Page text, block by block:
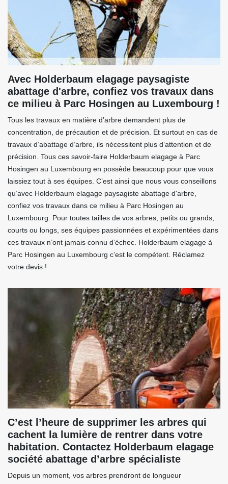
Avec Holderbaum elagage paysagiste
abattage d'arbre, confiez vos travaux dans
ce milieu à Parc Hosingen au Luxembourg !
Tous les travaux en matière d’arbre demandent plus de
concentration, de précaution et de précision. Et surtout en cas de
travaux d’abattage d’arbre, ils nécessitent plus d’attention et de
précision. Tous ces savoir-faire Holderbaum elagage à Parc
Hosingen au Luxembourg en possède beaucoup pour que vous
laissiez tout à ses équipes. C’est ainsi que nous vous conseillons
qu’avec Holderbaum elagage paysagiste abattage d'arbre,
confiez vos travaux dans ce milieu à Parc Hosingen au
Luxembourg. Pour toutes tailles de vos arbres, petits ou grands,
courts ou longs, ses équipes passionnées et expérimentées dans
ces travaux n’ont jamais connu d’échec. Holderbaum elagage à
Parc Hosingen au Luxembourg c’est le compétent. Réclamez
votre devis !
C’est l’heure de supprimer les arbres qui
cachent la lumière de rentrer dans votre
habitation. Contactez Holderbaum elagage
société abattage d’arbre spécialiste
Depuis un moment, vos arbres prendront de longueur